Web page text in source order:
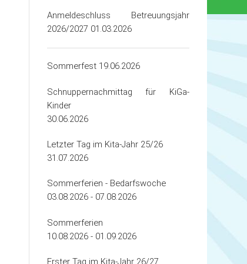
Anmeldeschluss Betreuungsjahr
2026/2027 01.03.2026
Sommerfest 19.06.2026
Schnuppernachmittag für KiGa-
Kinder
30.06.2026
Letzter Tag im Kita-Jahr 25/26
31.07.2026
Sommerferien - Bedarfswoche
03.08.2026 - 07.08.2026
Sommerferien
10.08.2026 - 01.09.2026
Erster Tag im Kita-Jahr 26/27